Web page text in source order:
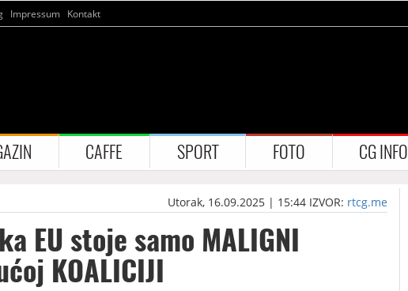
Impressum Kontakt
CAFFE SPORT FOTO CG INFO
Utorak, 16.09.2025 | 15:44 IZVOR: rtcg.me
EU stoje samo MALIGNI
KOALICIJI